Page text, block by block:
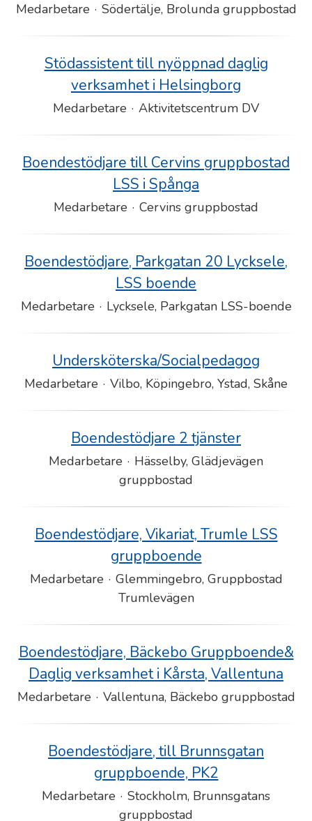
Medarbetare · Södertälje, Brolunda gruppbostad
Stödassistent till nyöppnad daglig
verksamhet i Helsingborg
Medarbetare · Aktivitetscentrum DV
Boendestödjare till Cervins gruppbostad
LSS i Spånga
Medarbetare · Cervins gruppbostad
Boendestödjare, Parkgatan 20 Lycksele,
LSS boende
Medarbetare · Lycksele, Parkgatan LSS-boende
Undersköterska/Socialpedagog
Medarbetare · Vilbo, Köpingebro, Ystad, Skåne
Boendestödjare 2 tjänster
Medarbetare · Hässelby, Glädjevägen
gruppbostad
Boendestödjare, Vikariat, Trumle LSS
gruppboende
Medarbetare · Glemmingebro, Gruppbostad
Trumlevägen
Boendestödjare, Bäckebo Gruppboende&
Daglig verksamhet i Kårsta, Vallentuna
Medarbetare · Vallentuna, Bäckebo gruppbostad
Boendestödjare, till Brunnsgatan
gruppboende, PK2
Medarbetare · Stockholm, Brunnsgatans
gruppbostad